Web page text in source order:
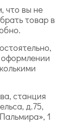
что вы не
товар в
оформлении
станция
д.75,
1